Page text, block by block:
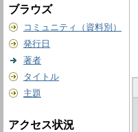
ブラウズ
コミュニティ（資料別）
発行日
著者
タイトル
主題
アクセス状況